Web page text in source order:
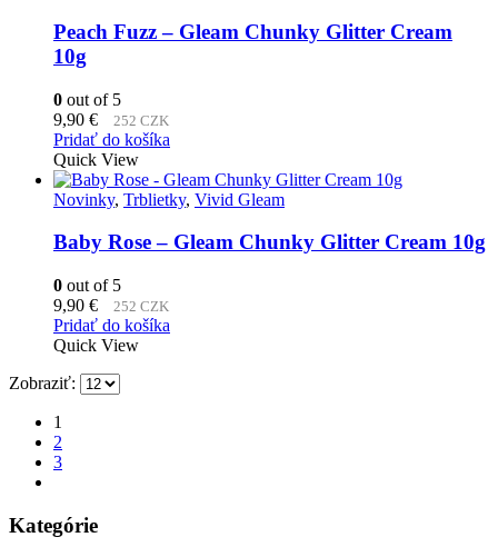
Peach Fuzz – Gleam Chunky Glitter Cream
10g
0 out of 5
9,90 € 252 CZK
Pridať do košíka
Quick View
Novinky, Trblietky, Vivid Gleam
Baby Rose – Gleam Chunky Glitter Cream 10g
0 out of 5
9,90 € 252 CZK
Pridať do košíka
Quick View
Zobraziť:
1
2
3
Kategórie